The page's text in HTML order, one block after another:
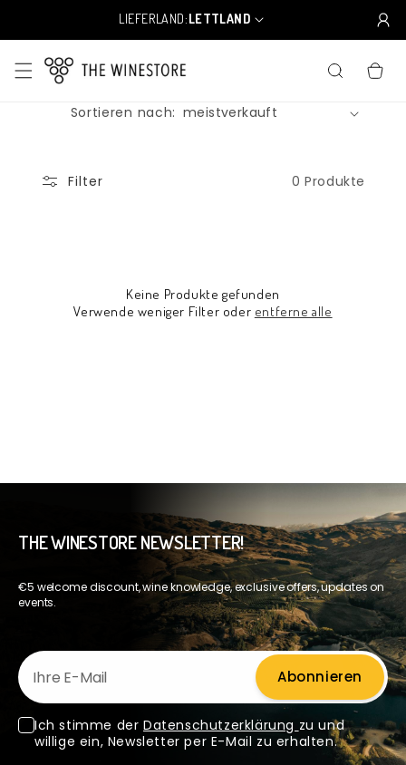
Inhalt
LIEFERLAND:
L
a
n
d
R
LETTLAND
Sortieren nach:
Filter 0 Produkte
Keine Produkte gefunden
Verwende weniger Filter oder entferne alle
THE WINESTORE NEWSLETTER!
€5 welcome discount, wine knowledge, exclusive offers, updates on
events.
Ihre E-Mail
Abonnieren
Ich stimme der Datenschutzerklärung zu und
willige ein, Newsletter per E-Mail zu erhalten.